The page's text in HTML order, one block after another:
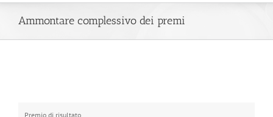
Ammontare complessivo dei premi
Premio di risultato